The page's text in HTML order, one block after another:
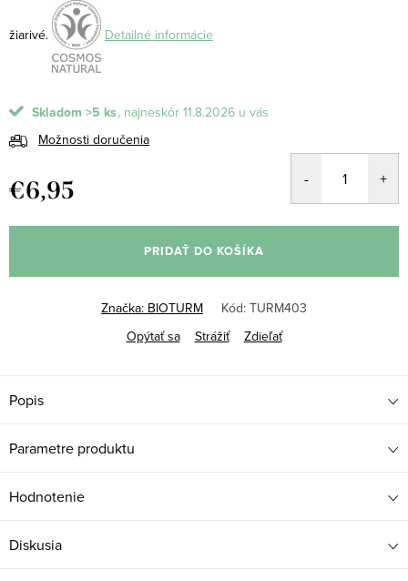
žiarivé. Detailné informácie
Skladom >5 ks
11.8.2026
Možnosti doručenia
€6,95
cena:
PRIDAŤ DO KOŠÍKA
Značka: BIOTURM Kód: TURM403
Opýtať sa
Strážiť Zdieľať
Popis
Parametre produktu
Hodnotenie
Diskusia